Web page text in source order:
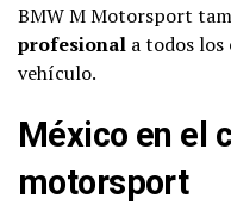
BMW M Motorsport
profesional a todos los
vehículo.
México en el
motorsport